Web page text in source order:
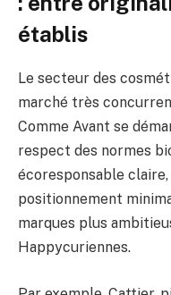
établis
Le secteur des
marché très
Comme Avant se
respect des normes
écoresponsable claire,
positionnement
marques plus
Happycuriennes.